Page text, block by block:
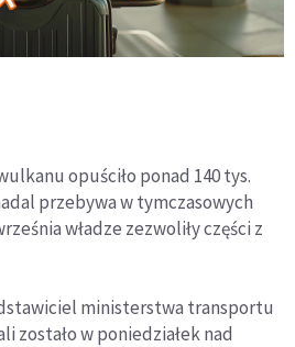
opuściło ponad 140 tys.
przebywa w tymczasowych
władze zezwoliły części z
ministerstwa transportu
zostało w poniedziałek nad